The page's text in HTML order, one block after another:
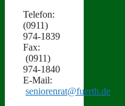
Tele­fon:
(0911)
974‑1839
Fax:
(0911)
974‑1840
E‑Mail:
seniorenrat@fuerth.de